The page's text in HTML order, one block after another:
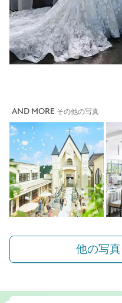
AND MORE その他の写真
他の写